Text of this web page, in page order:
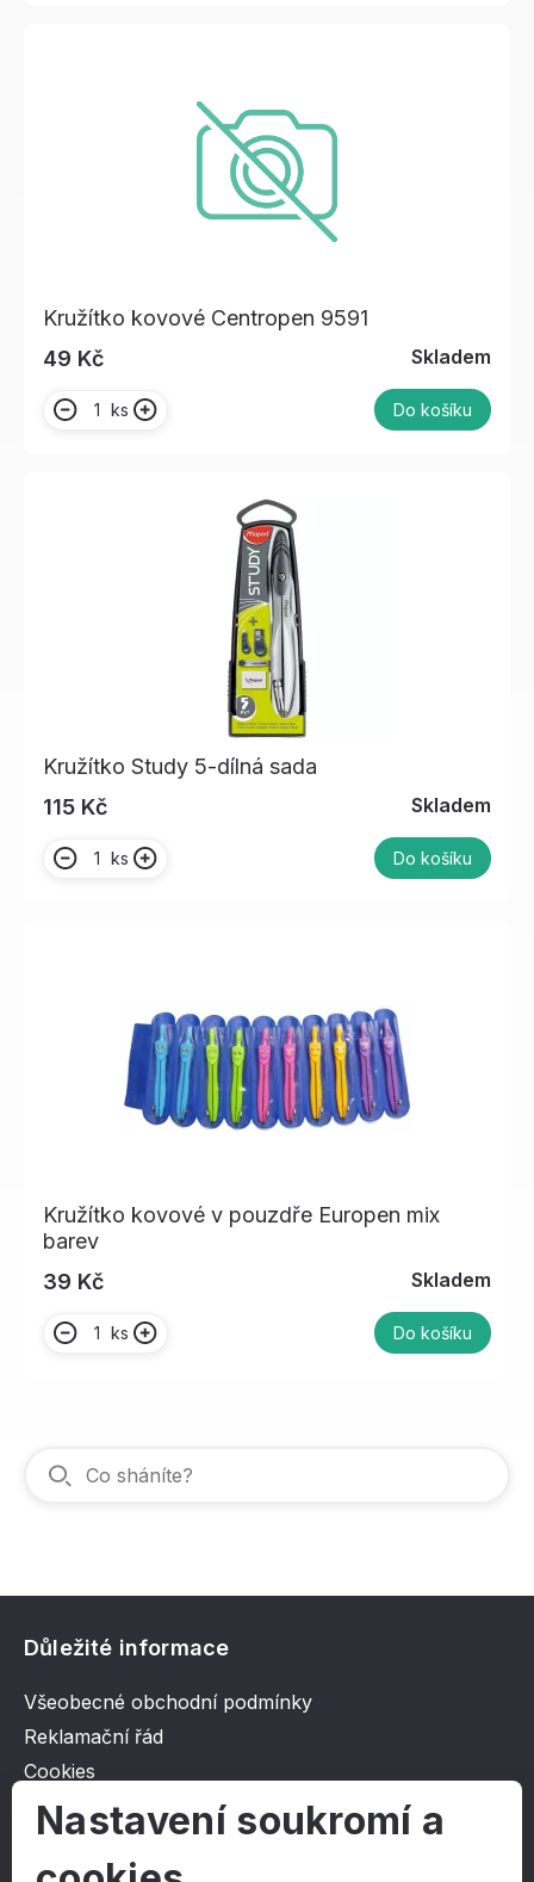
Kružítko kovové Centropen 9591
49 Kč
Skladem
ks Do košíku
Kružítko Study 5-dílná sada
115 Kč
Skladem
ks Do košíku
Kružítko kovové v pouzdře Europen mix
barev
39 Kč
Skladem
ks Do košíku
Důležité informace
Všeobecné obchodní podmínky
Reklamační řád
Cookies
Ochrana osobních údajů
Nastavení soukromí a